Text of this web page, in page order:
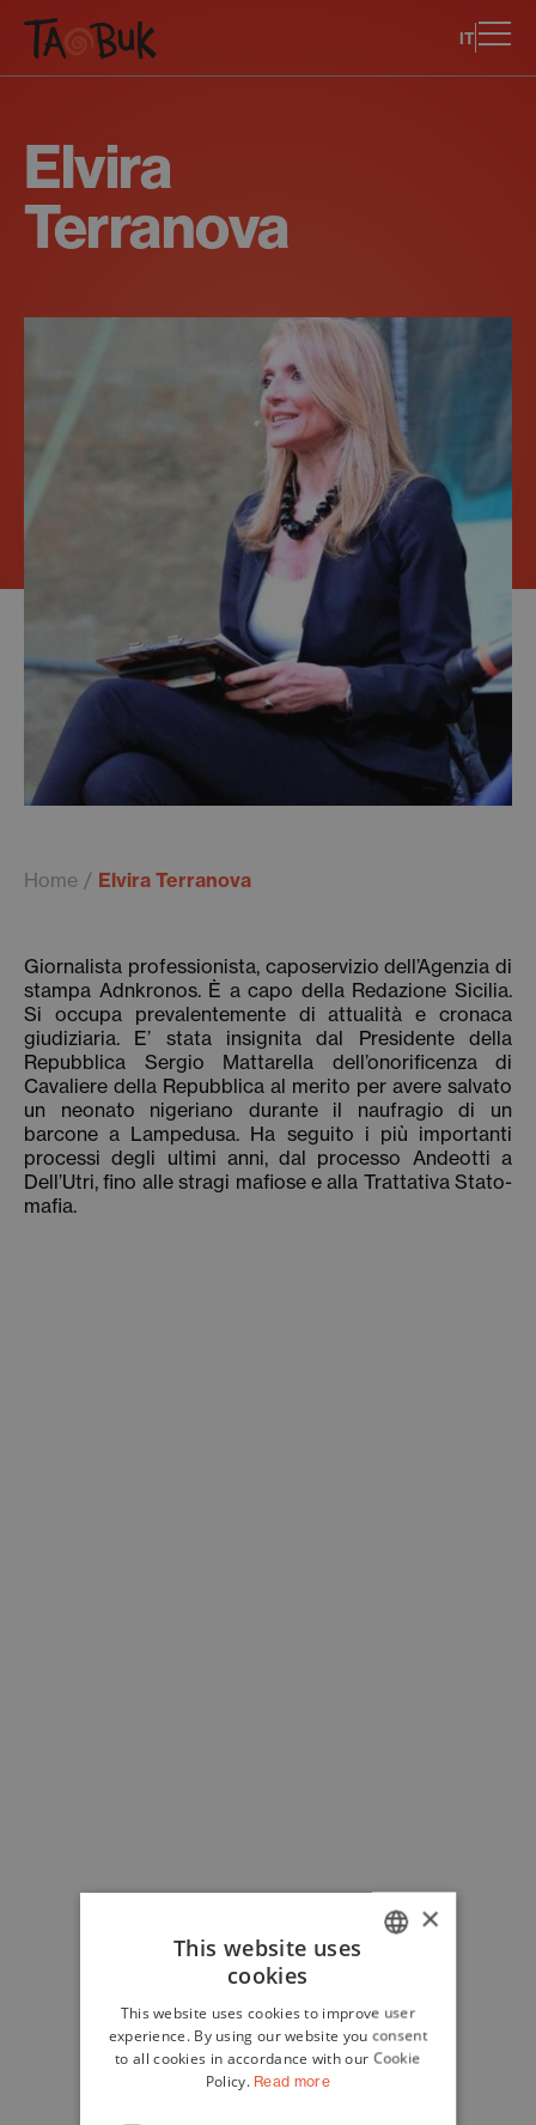
IT
Elvira
Terranova
Home Elvira Terranova
Giornalista professionista, caposervizio dell’Agenzia di
stampa Adnkronos. È a capo della Redazione Sicilia.
Si occupa prevalentemente di attualità e cronaca
giudiziaria. E’ stata insignita dal Presidente della
Repubblica Sergio Mattarella dell’onorificenza di
Cavaliere della Repubblica al merito per avere salvato
un neonato nigeriano durante il naufragio di un
barcone a Lampedusa. Ha seguito i più importanti
processi degli ultimi anni, dal processo Andeotti a
Dell’Utri, fino alle stragi mafiose e alla Trattativa Stato-
mafia.
ENGLISH
×
This website uses
cookies
This website uses cookies to improve user
experience. By using our website you consent
to all cookies in accordance with our Cookie
Policy. Read more